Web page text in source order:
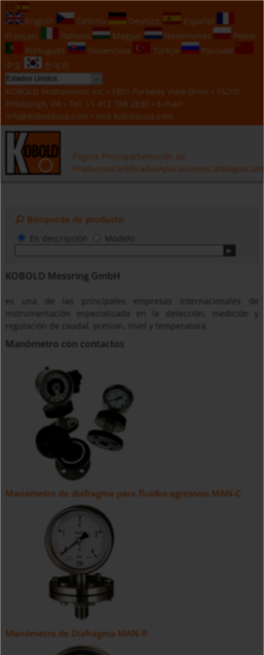
English
Čeština Deutsch
Español
Français
Italiano Magyar Nederlands
Polski
Português
Slovenčina Türkçe
Русский
中文
한국의
KOBOLD Instruments Inc • 1801 Parkway View Drive • 15205
Pittsburgh, PA • Tel:
+1 412 788 2830 • E-mail:
info@koboldusa.com • visit koboldusa.com
Página Principal Selección de
Productos CertificadosAplicaciones Catálogos
Búsqueda de producto
Modelo
KOBOLD Messring GmbH
instrumentación especializada en la detección, medición y
regulación de caudal, presión, nivel y temperatura.
Manómetro con contactos
Manómetro de diafragma para fluidos agresivos MAN-C
Manómetro de Diafragma MAN-P